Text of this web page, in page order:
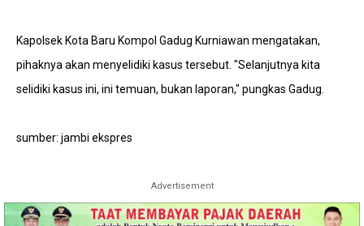
Kapolsek Kota Baru Kompol Gadug Kurniawan mengatakan,
pihaknya akan menyelidiki kasus tersebut. "Selanjutnya kita
selidiki kasus ini, ini temuan, bukan laporan," pungkas Gadug.
sumber: jambi ekspres
Advertisement